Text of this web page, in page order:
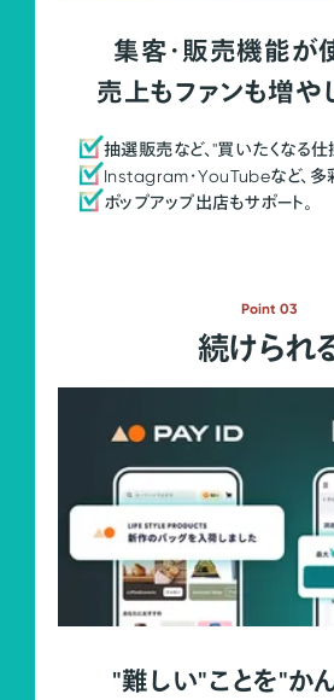
集客・販売機能が
売上もファンも増や
抽選販売など、"買いたくなる仕
Instagram・YouTubeなど、多
ポップアップ出店もサポート。
Point 03
続けられ
"難しい"ことを"か